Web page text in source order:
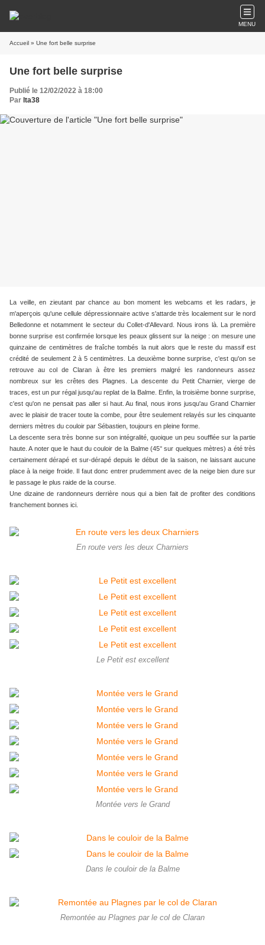
MENU
Accueil » Une fort belle surprise
Une fort belle surprise
Publié le 12/02/2022 à 18:00
Par lta38
La veille, en zieutant par chance au bon moment les webcams et les radars, je
m'aperçois qu'une cellule dépressionnaire active s'attarde très localement sur le nord
Belledonne et notamment le secteur du Collet-d'Allevard. Nous irons là. La première
bonne surprise est confirmée lorsque les peaux glissent sur la neige : on mesure une
quinzaine de centimètres de fraîche tombés la nuit alors que le reste du massif est
crédité de seulement 2 à 5 centimètres. La deuxième bonne surprise, c'est qu'on se
retrouve au col de Claran à être les premiers malgré les randonneurs assez
nombreux sur les crêtes des Plagnes. La descente du Petit Charnier, vierge de
traces, est un pur régal jusqu'au replat de la Balme. Enfin, la troisième bonne surprise,
c'est qu'on ne pensait pas aller si haut. Au final, nous irons jusqu'au Grand Charnier
avec le plaisir de tracer toute la combe, pour être seulement relayés sur les cinquante
derniers mètres du couloir par Sébastien, toujours en pleine forme.
La descente sera très bonne sur son intégralité, quoique un peu soufflée sur la partie
haute. A noter que le haut du couloir de la Balme (45° sur quelques mètres) a été très
certainement dérapé et sur-dérapé depuis le début de la saison, ne laissant aucune
place à la neige froide. Il faut donc entrer prudemment avec de la neige bien dure sur
le passage le plus raide de la course.
Une dizaine de randonneurs derrière nous qui a bien fait de profiter des conditions
franchement bonnes ici.
En route vers les deux Charniers
Le Petit est excellent
Montée vers le Grand
Dans le couloir de la Balme
Remontée au Plagnes par le col de Claran